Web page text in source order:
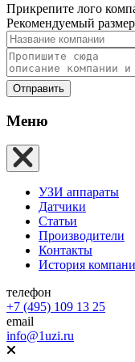
Прикрепите лого
Рекомендуемый
Отправить
Меню
УЗИ аппараты
Датчики
Статьи
Производители
Контакты
История
телефон
+7 (495) 109 13 25
email
info@1uzi.ru